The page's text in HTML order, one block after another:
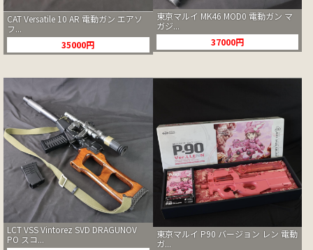
CAT Versatile 10 AR 電動ガン エアソ
フ...
35000円
東京マルイ MK46 MOD0 電動ガン マ
ガジ...
37000円
LCT VSS Vintorez SVD DRAGUNOV
PO スコ...
東京マルイ P90 バージョン レン 電動
ガ...